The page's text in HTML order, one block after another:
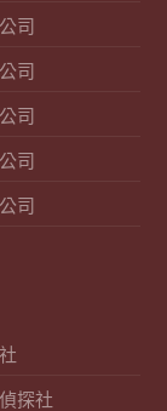
司
司
司
司
司
探社